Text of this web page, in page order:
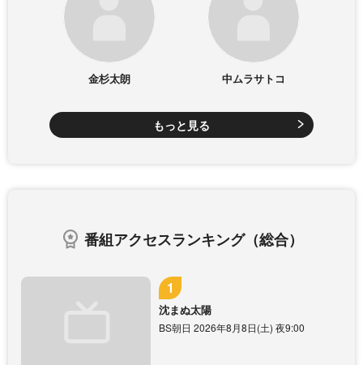
金杉太朗 中ムラサトコ
もっと見る
番組アクセスランキング（総合）
沈まぬ太陽
BS朝日 2026年8月8日(土) 夜9:00